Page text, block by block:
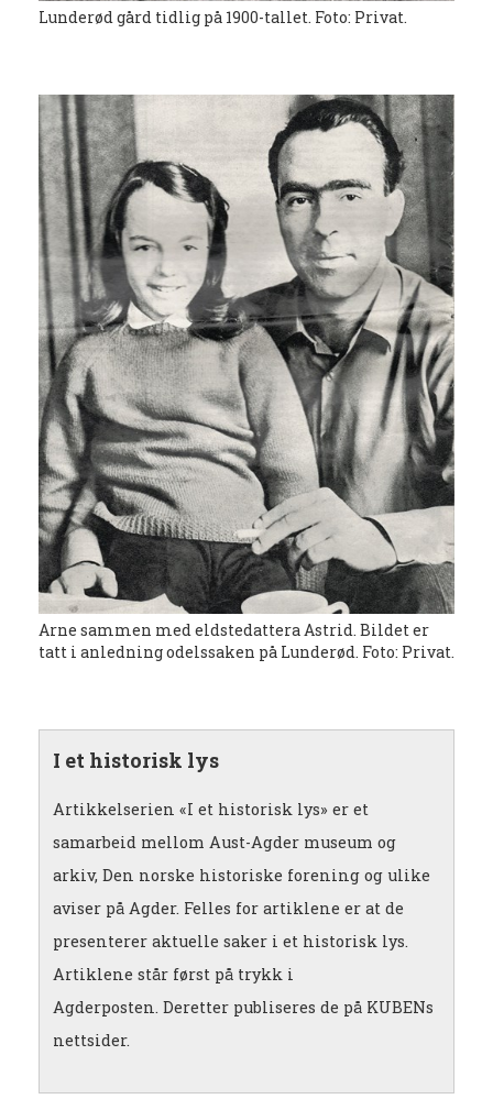
Lunderød gård tidlig på 1900-tallet. Foto: Privat.
Arne sammen med eldstedattera Astrid. Bildet er
tatt i anledning odelssaken på Lunderød. Foto: Privat.
I et historisk lys
Artikkelserien «I et historisk lys» er et
samarbeid mellom Aust-Agder museum og
arkiv, Den norske historiske forening og ulike
aviser på Agder. Felles for artiklene er at de
presenterer aktuelle saker i et historisk lys.
Artiklene står først på trykk i
Agderposten. Deretter publiseres de på KUBENs
nettsider.